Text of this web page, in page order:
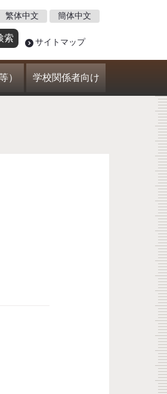
サイトマップ
繁体中文 簡体中文
） 学校関係者向け